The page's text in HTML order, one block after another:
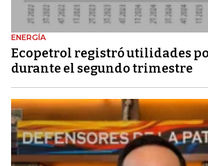
ENERGÍA
Ecopetrol registró utilidades
durante el segundo trimestre